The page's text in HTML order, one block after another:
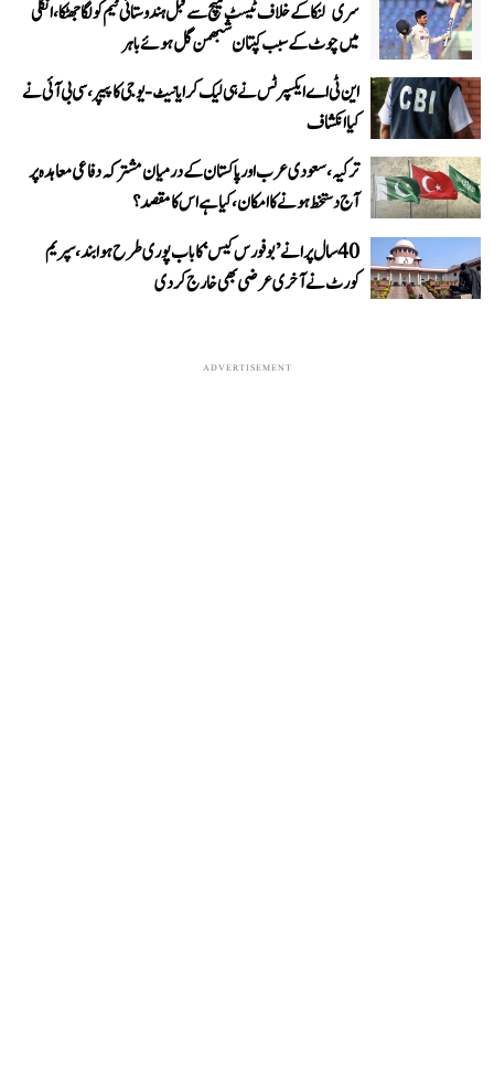
سری لنکا کے خلاف ٹیسٹ میچ سے قبل ہندوستانی ٹیم کو لگا جھٹکا، انگلی
میں چوٹ کے سبب کپتان شبھمن گل ہوئے باہر
این ٹی اے ایکسپرٹس نے ہی لیک کرایا نیٹ-یوجی کا پیپر، سی بی آئی نے
کیا انکشاف
ترکیہ، سعودی عرب اور پاکستان کے درمیان مشترکہ دفاعی معاہدہ پر
آج دستخط ہونے کا امکان، کیا ہے اس کا مقصد؟
40 سال پرانے ’بوفورس کیس‘ کا باب پوری طرح ہوا بند، سپریم
کورٹ نے آخری عرضی بھی خارج کر دی
ADVERTISEMENT